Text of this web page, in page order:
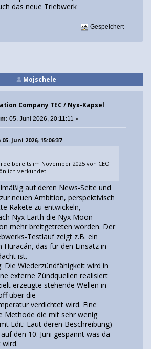
das neue Triebwerk
Gespeichert
Mojschele
Company TEC / Nyx-Kapsel
05. Juni 2026, 20:11:11 »
Juni 2026, 15:06:37
bereits im November 2025 von CEO
verkündet.
auf deren News-Seite und
neuen Ambition, perspektivisch
Rakete zu entwickeln,
Nyx Earth die Nyx Moon
mehr breitgetreten worden. Der
Testlauf zeigt z.B. ein
das für den Einsatz in
ist.
Die Wiederzündfähigkeit wird in
externe Zündquellen realisiert
erzeugte stehende Wellen in
über die
verdichtet wird. Eine
Methode die mit sehr wenig
Edit: Laut deren Beschreibung)
den 10. Juni gespannt was da